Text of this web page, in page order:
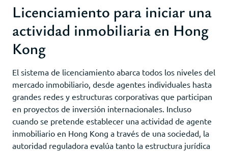
Licenciamiento para iniciar una
actividad inmobiliaria en Hong
Kong
El sistema de licenciamiento abarca todos los niveles del
mercado inmobiliario, desde agentes individuales hasta
grandes redes y estructuras corporativas que participan
en proyectos de inversión internacionales. Incluso
cuando se pretende establecer una actividad de agente
inmobiliario en Hong Kong a través de una sociedad, la
autoridad reguladora evalúa tanto la estructura jurídica